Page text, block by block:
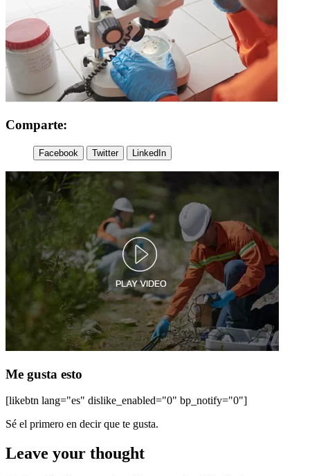
Comparte:
Facebook Twitter LinkedIn
Me gusta esto
[likebtn lang="es" dislike_enabled="0" bp_notify="0"]
Sé el primero en decir que te gusta.
Leave your thought